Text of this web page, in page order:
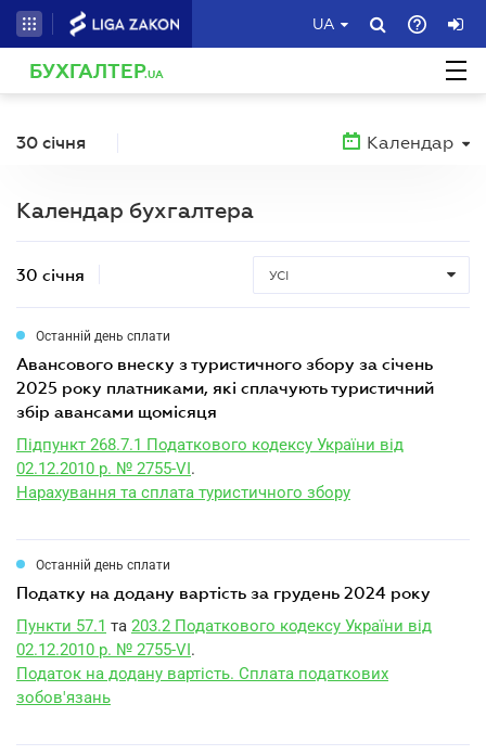
UA
БУХГАЛТЕР.UA
30 січня Календар
Календар бухгалтера
30 січня УСІ
Останній день сплати
авансового внеску з туристичного збору за січень
2025 року платниками, які сплачують туристичний
збір авансами щомісяця
Підпункт 268.7.1 Податкового кодексу України від
02.12.2010 р. № 2755-VI.
Нарахування та сплата туристичного збору
Останній день сплати
податку на додану вартість за грудень 2024 року
Пункти 57.1 та 203.2 Податкового кодексу України від
02.12.2010 р. № 2755-VI.
Податок на додану вартість. Сплата податкових
зобов'язань